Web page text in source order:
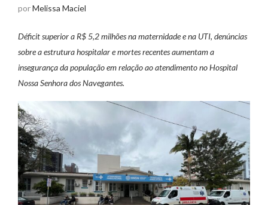
porMelissa Maciel
Déficit superior a R$ 5,2 milhões na maternidade e na UTI, denúncias
sobre a estrutura hospitalar e mortes recentes aumentam a
insegurança da população em relação ao atendimento no Hospital
Nossa Senhora dos Navegantes.